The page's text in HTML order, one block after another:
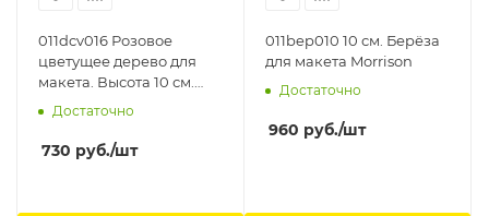
011dcv016 Розовое
цветущее дерево для
макета. Высота 10 см.
Morrison
Достаточно
730 руб./шт
011bep010 10 см. Берёза
для макета Morrison
Достаточно
960 руб./шт